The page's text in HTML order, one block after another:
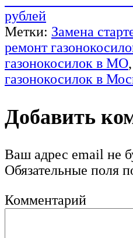
рублей
Метки: Замена
ремонт
газонокосилок в МО,
газонокосилок в
Добавить
Ваш адрес email не
Обязательные поля
Комментарий